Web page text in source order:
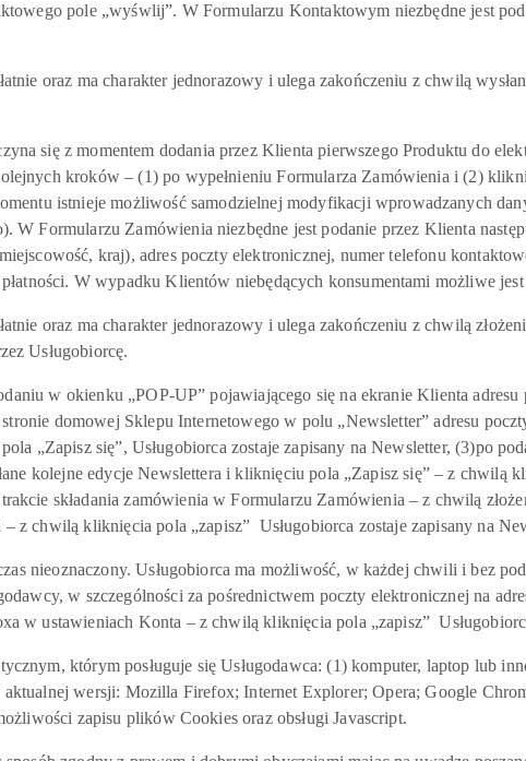
pole „wyśwlij”. W Formularzu Kontaktowym niezbędne jest
oraz ma charakter jednorazowy i ulega zakończeniu z chwilą
się z momentem dodania przez Klienta pierwszego Produktu do
kroków – (1) po wypełnieniu Formularza Zamówienia i (2)
istnieje możliwość samodzielnej modyfikacji wprowadzanych
W Formularzu Zamówienia niezbędne jest podanie przez Klienta
kraj), adres poczty elektronicznej, numer telefonu
W wypadku Klientów niebędących konsumentami możliwe
oraz ma charakter jednorazowy i ulega zakończeniu z chwilą
Usługobiorcę.
w okienku „POP-UP” pojawiającego się na ekranie Klienta adresu
domowej Sklepu Internetowego w polu „Newsletter” adresu
„Zapisz się”, Usługobiorca zostaje zapisany na Newsletter, (3)po
kolejne edycje Newslettera i kliknięciu pola „Zapisz się” – z chwilą
składania zamówienia w Formularzu Zamówienia – z chwilą
z chwilą kliknięcia pola „zapisz” Usługobiorca zostaje zapisany na
nieoznaczony. Usługobiorca ma możliwość, w każdej chwili i bez
w szczególności za pośrednictwem poczty elektronicznej na
w ustawieniach Konta – z chwilą kliknięcia pola „zapisz”
którym posługuje się Usługodawca: (1) komputer, laptop lub
wersji: Mozilla Firefox; Internet Explorer; Opera; Google
zapisu plików Cookies oraz obsługi Javascript.